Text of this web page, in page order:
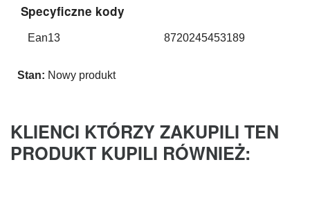
Specyficzne kody
Ean13 8720245453189
Stan: Nowy produkt
KLIENCI KTÓRZY ZAKUPILI TEN
PRODUKT KUPILI RÓWNIEŻ: